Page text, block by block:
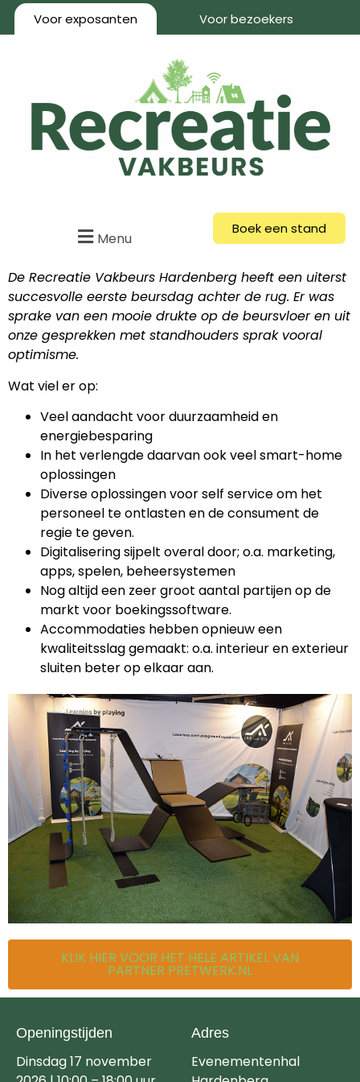
Voor exposanten Voor bezoekers
Menu
Boek een stand
De Recreatie Vakbeurs Hardenberg heeft een uiterst
succesvolle eerste beursdag achter de rug. Er was
sprake van een mooie drukte op de beursvloer en uit
onze gesprekken met standhouders sprak vooral
optimisme.
Wat viel er op:
Veel aandacht voor duurzaamheid en
energiebesparing
In het verlengde daarvan ook veel smart-home
oplossingen
Diverse oplossingen voor self service om het
personeel te ontlasten en de consument de
regie te geven.
Digitalisering sijpelt overal door; o.a. marketing,
apps, spelen, beheersystemen
Nog altijd een zeer groot aantal partijen op de
markt voor boekingssoftware.
Accommodaties hebben opnieuw een
kwaliteitsslag gemaakt: o.a. interieur en exterieur
sluiten beter op elkaar aan.
KLIK HIER VOOR HET HELE ARTIKEL VAN
PARTNER PRETWERK.NL
Openingstijden
Dinsdag 17 november
Adres
Evenementenhal